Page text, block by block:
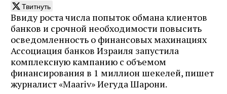
Твитнуть
Ввиду роста числа попыток обмана клиентов
банков и срочной необходимости повысить
осведомленность о финансовых махинациях
Ассоциация банков Израиля запустила
комплексную кампанию с объемом
финансирования в 1 миллион шекелей, пишет
журналист «Maariv» Иегуда Шарони.